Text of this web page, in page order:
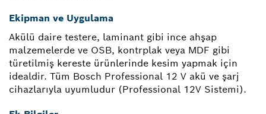
Ekipman ve Uygulama
Akülü daire testere, laminant gibi ince ahşap
malzemelerde ve OSB, kontrplak veya MDF gibi
türetilmiş kereste ürünlerinde kesim yapmak için
idealdir. Tüm Bosch Professional 12 V akü ve şarj
cihazlarıyla uyumludur (Professional 12V Sistemi).